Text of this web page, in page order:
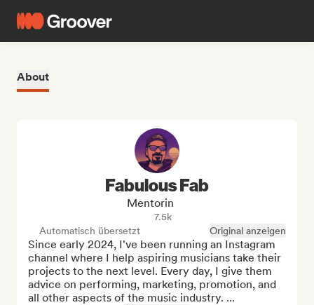
About
Fabulous Fab
Mentorin
7.5k
Automatisch übersetzt
Original anzeigen
Since early 2024, I've been running an Instagram
channel where I help aspiring musicians take their
projects to the next level. Every day, I give them
advice on performing, marketing, promotion, and
all other aspects of the music industry. ...